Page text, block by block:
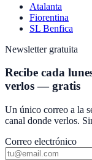
Atalanta
Fiorentina
SL Benfica
Newsletter gratuita
Recibe cada
verlos — gratis
Un único correo a la
canal donde verlos.
Correo electrónico